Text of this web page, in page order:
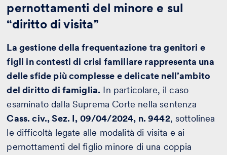
pernottamenti del minore e sul
“diritto di visita”
La gestione della frequentazione tra genitori e
figli in contesti di crisi familiare rappresenta una
delle sfide più complesse e delicate nell’ambito
del diritto di famiglia. In particolare, il caso
esaminato dalla Suprema Corte nella sentenza
Cass. civ., Sez. I, 09/04/2024, n. 9442, sottolinea
le difficoltà legate alle modalità di visita e ai
pernottamenti del figlio minore di una coppia